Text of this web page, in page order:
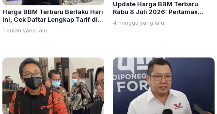
Harga BBM Terbaru Berlaku Hari
Ini, Cek Daftar Lengkap Tarif di
Seluruh Indonesia
1 bulan yang lalu
Update Harga BBM Terbaru
Rabu 8 Juli 2026: Pertamax
Turbo, Dexlite, dan Pertamina
Dex Turun
4 minggu yang lalu